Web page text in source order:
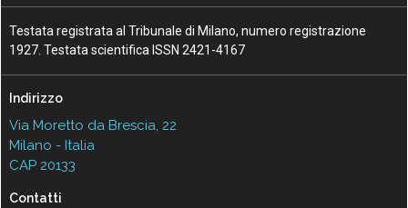
Testata registrata al Tribunale di Milano, numero registrazione
1927. Testata scientifica ISSN 2421-4167
Indirizzo
Via Moretto da Brescia, 22
Milano - Italia
CAP 20133
Contatti